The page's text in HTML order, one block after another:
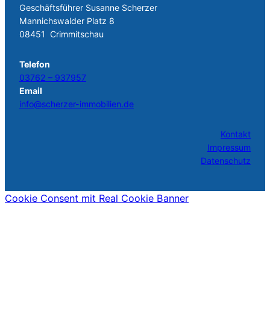
Geschäftsführer Susanne Scherzer
Mannichswalder Platz 8
08451 Crimmitschau
Telefon
03762 – 937957
Email
info@scherzer-immobilien.de
Kontakt
Impressum
Datenschutz
Cookie Consent mit Real Cookie Banner